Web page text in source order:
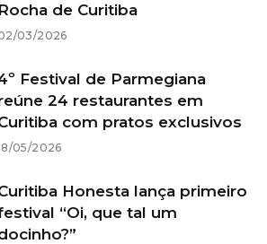
Rocha de Curitiba
03/2026
Festival de Parmegiana
24 restaurantes em
com pratos exclusivos
05/2026
Honesta lança primeiro
“Oi, que tal um